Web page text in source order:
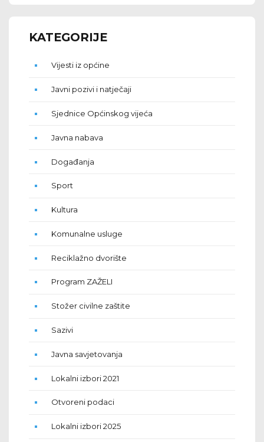
KATEGORIJE
Vijesti iz općine
Javni pozivi i natječaji
Sjednice Općinskog vijeća
Javna nabava
Događanja
Sport
Kultura
Komunalne usluge
Reciklažno dvorište
Program ZAŽELI
Stožer civilne zaštite
Sazivi
Javna savjetovanja
Lokalni izbori 2021
Otvoreni podaci
Lokalni izbori 2025